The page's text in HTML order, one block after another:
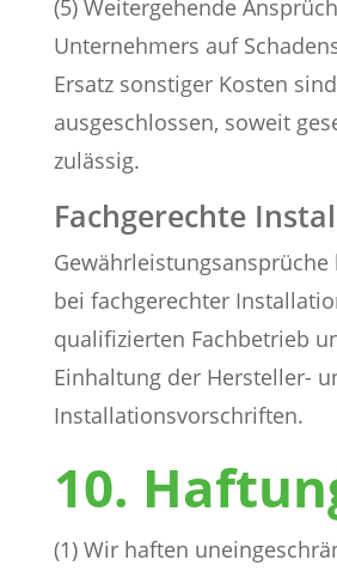
(5) Weitergehende
Unternehmers auf
Ersatz sonstiger Kosten sind
ausgeschlossen, soweit
zulässig.
Fachgerechte
bei fachgerechter
qualifizierten Fachbetrieb
Einhaltung der Hersteller-
Installationsvorschriften.
10.
(1) Wir haften